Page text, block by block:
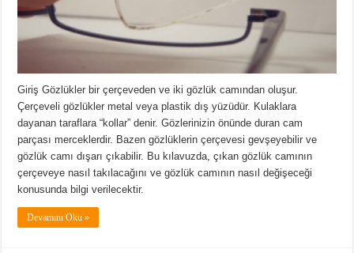
Giriş Gözlükler bir çerçeveden ve iki gözlük camından oluşur.
Çerçeveli gözlükler metal veya plastik dış yüzüdür. Kulaklara
dayanan taraflara “kollar” denir. Gözlerinizin önünde duran cam
parçası merceklerdir. Bazen gözlüklerin çerçevesi gevşeyebilir ve
gözlük camı dışarı çıkabilir. Bu kılavuzda, çıkan gözlük camının
çerçeveye nasıl takılacağını ve gözlük camının nasıl değişeceği
konusunda bilgi verilecektir.
Devamını Oku »